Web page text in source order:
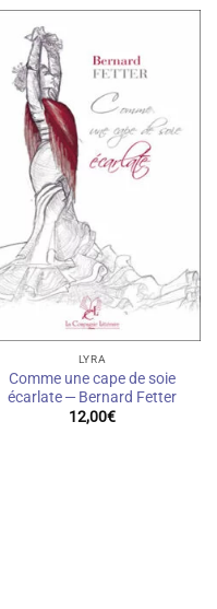
LYRA
Comme une cape de soie
écarlate — Bernard Fetter
12,00€